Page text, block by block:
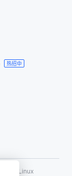
热招中
称为 Linux